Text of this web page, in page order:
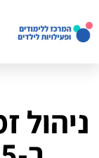
ניהול